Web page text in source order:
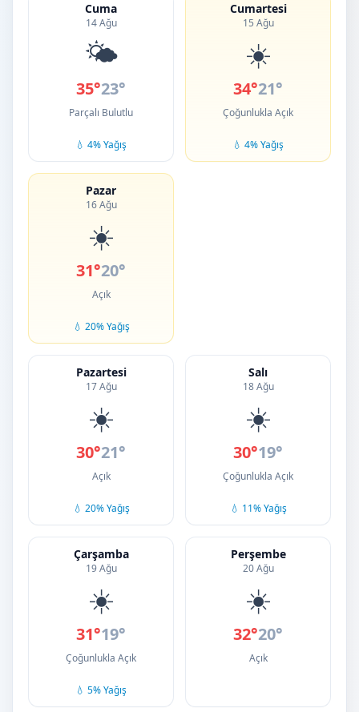
Cuma
14 Ağu
🌤️
35°23°
Parçalı Bulutlu
💧 4% Yağış
Cumartesi
15 Ağu
☀️
34°21°
Çoğunlukla Açık
💧 4% Yağış
Pazar
16 Ağu
☀️
31°20°
Açık
💧 20% Yağış
Pazartesi
17 Ağu
☀️
30°21°
Açık
💧 20% Yağış
Salı
18 Ağu
☀️
30°19°
Çoğunlukla Açık
💧 11% Yağış
Çarşamba
19 Ağu
☀️
31°19°
Çoğunlukla Açık
💧 5% Yağış
Perşembe
20 Ağu
☀️
32°20°
Açık